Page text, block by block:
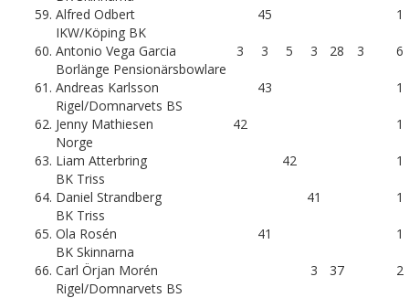
59. Alfred Odbert
IKW/Köping BK
45 1
60. Antonio Vega Garcia
Borlänge Pensionärsbowlare
3 3 5 3 28 3 6
61. Andreas Karlsson
Rigel/Domnarvets BS
43 1
62. Jenny Mathiesen
Norge
42 1
63. Liam Atterbring
BK Triss
42 1
64. Daniel Strandberg
BK Triss
41 1
65. Ola Rosén
BK Skinnarna
41 1
66. Carl Örjan Morén
Rigel/Domnarvets BS
3 37 2